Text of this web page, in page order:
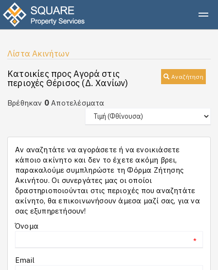
Λίστα Ακινήτων
Αναζήτηση
Κατοικίες προς Αγορά στις
περιοχές Θέρισος (Δ. Χανίων)
Βρέθηκαν 0 Αποτελέσματα
Αν αναζητάτε να αγοράσετε ή να ενοικιάσετε
κάποιο ακίνητο και δεν το έχετε ακόμη βρει,
παρακαλούμε συμπληρώστε τη Φόρμα Ζήτησης
Ακινήτου. Οι συνεργάτες μας οι οποίοι
δραστηριοποιούνται στις περιοχές που αναζητάτε
ακίνητο, θα επικοινωνήσουν άμεσα μαζί σας, για να
σας εξυπηρετήσουν!
Όνομα
*
Email